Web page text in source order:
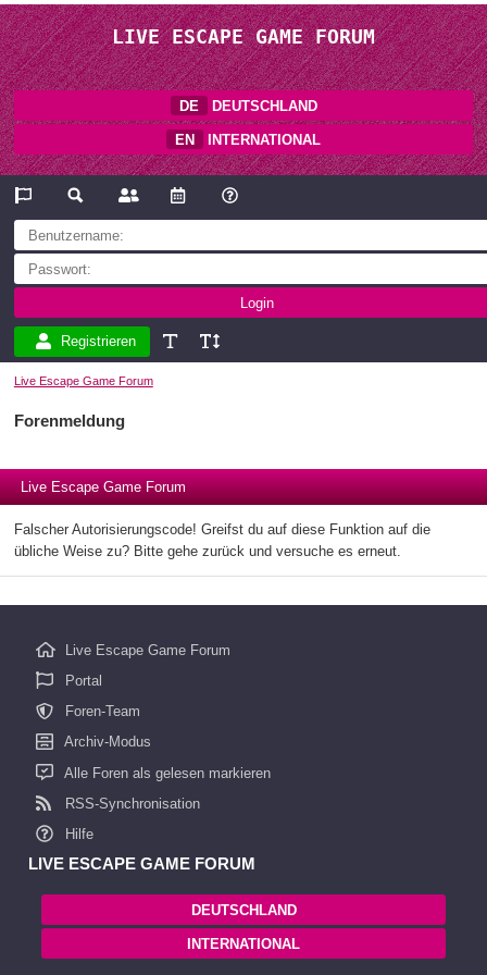
LIVE ESCAPE GAME FORUM
DE DEUTSCHLAND
EN INTERNATIONAL
Registrieren
Live Escape Game Forum
Forenmeldung
Live Escape Game Forum
Falscher Autorisierungscode! Greifst du auf diese Funktion auf die
übliche Weise zu? Bitte gehe zurück und versuche es erneut.
Live Escape Game Forum
Portal
Foren-Team
Archiv-Modus
Alle Foren als gelesen markieren
RSS-Synchronisation
Hilfe
LIVE ESCAPE GAME FORUM
DEUTSCHLAND
INTERNATIONAL